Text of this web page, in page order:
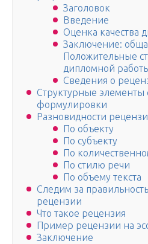
Заголовок
Введение
Оценка качества
Заключение:
Положительные
дипломной
Сведения о
Структурные элементы
формулировки
Разновидности
По объекту
По субъекту
По
По стилю речи
По объему текста
Следим за
рецензии
Что такое рецензия
Пример рецензии на
Заключение